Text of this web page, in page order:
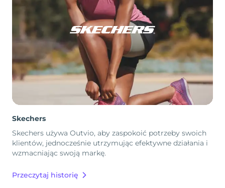
Skechers
Skechers używa Outvio, aby zaspokoić potrzeby swoich
klientów, jednocześnie utrzymując efektywne działania i
wzmacniając swoją markę.
Przeczytaj historię